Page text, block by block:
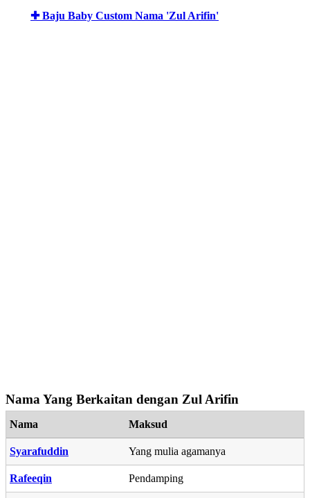
✚ Baju Baby Custom Nama 'Zul Arifin'
Nama Yang Berkaitan dengan Zul Arifin
Nama Maksud
Syarafuddin Yang mulia agamanya
Rafeeqin Pendamping